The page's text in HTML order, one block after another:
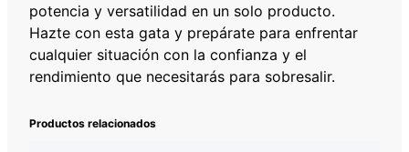
potencia y versatilidad en un solo producto.
Hazte con esta gata y prepárate para enfrentar
cualquier situación con la confianza y el
rendimiento que necesitarás para sobresalir.
Productos relacionados